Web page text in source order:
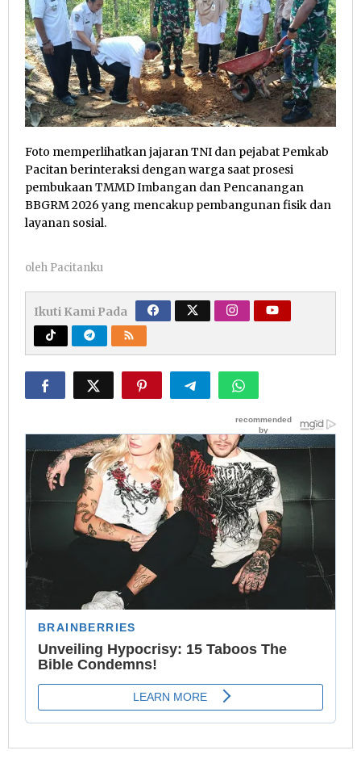
Foto memperlihatkan jajaran TNI dan pejabat Pemkab
Pacitan berinteraksi dengan warga saat prosesi
pembukaan TMMD Imbangan dan Pencanangan
BBGRM 2026 yang mencakup pembangunan fisik dan
layanan sosial.
oleh Pacitanku
Ikuti Kami Pada